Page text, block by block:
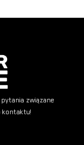
związane
kontaktu!